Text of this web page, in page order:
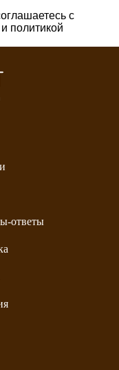
с
политикой
ответы